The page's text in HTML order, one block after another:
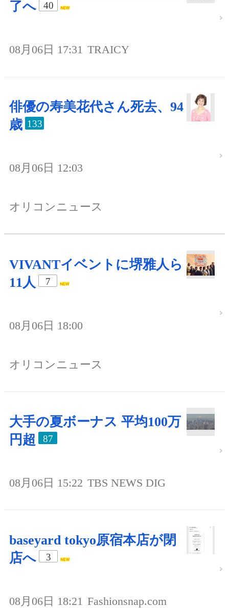
了へ
40
08月06日 17:31 TRAICY
俳優の寿美花代さん死去、94
歳 133
08月06日 12:03
オリコンニュース
VIVANTイベントに堺雅人ら
11人
7
08月06日 18:00
オリコンニュース
大手の夏ボーナス 平均100万
円超
87
08月06日 15:22 TBS NEWS DIG
baseyard tokyo原宿本店が閉
店へ
3
08月06日 18:21 Fashionsnap.com